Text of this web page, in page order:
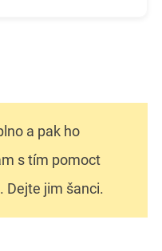
a pak ho
s tím pomoct
. Dejte jim šanci.